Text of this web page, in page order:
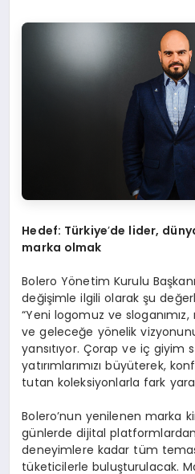
Hedef: Türkiye’de lider, d
marka olmak
Bolero Yönetim Kurulu
değişimle ilgili olarak şu
“Yeni logomuz ve
ve geleceğe yönelik
yansıtıyor. Çorap ve iç giyim
yatırımlarımızı büyüterek,
tutan koleksiyonlarla fark
Bolero’nun yenilenen marka
günlerde dijital
deneyimlere kadar tüm
tüketicilerle buluşturulacak.